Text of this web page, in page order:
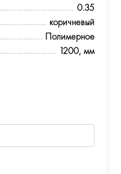
0.35
коричневый
Полимерное
1200, мм